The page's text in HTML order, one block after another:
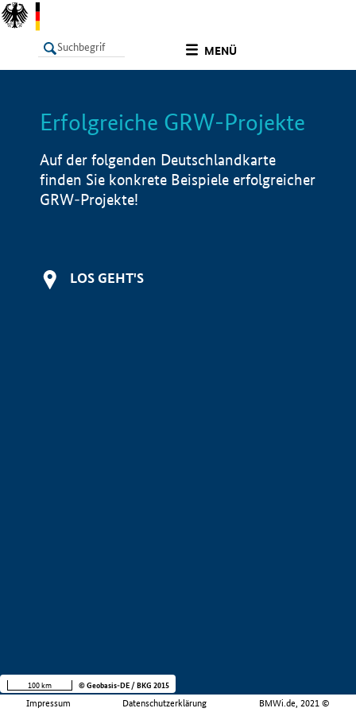
MENÜ
LISTE Info
Erfolgreiche GRW-Projekte
Auf der folgenden Deutschlandkarte
finden Sie konkrete Beispiele erfolgreicher
GRW-Projekte!
LOS GEHT'S
Impressum Datenschutzerklärung BMWi.de, 2021 ©
100 km © Geobasis-DE / BKG 2015